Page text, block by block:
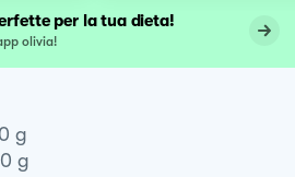
per la tua dieta!
olivia!
g
g